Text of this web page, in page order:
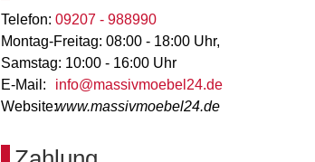
Telefon: 09207 - 988990
Montag-Freitag: 08:00 - 18:00 Uhr,
Samstag: 10:00 - 16:00 Uhr
E-Mail:
info@massivmoebel24.de
Website:www.massivmoebel24.de